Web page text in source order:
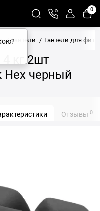
0
Гантели Гантели для
кг 2шт
Hex черный
Отзывы 0